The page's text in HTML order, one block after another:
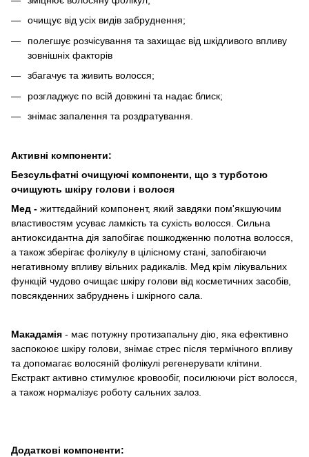
очищує від усіх видів забруднення;
полегшує розчісування та захищає від шкідливого впливу
зовнішніх факторів
збагачує та живить волосся;
розгладжує по всій довжині та надає блиск;
знімає запалення та роздратування.
Активні компоненти:
Безсульфатні очищуючі компоненти, що з турботою
очищують шкіру голови і волося
Мед - життєдайний компонент, який завдяки пом'якшуючим
властивостям усуває ламкість та сухість волосся. Сильна
антиоксидантна дія запобігає пошкодженню полотна волосся,
а також зберігає фолікулу в цілісному стані, запобігаючи
негативному впливу вільних радикалів. Мед крім лікувальних
функцій чудово очищає шкіру голови від косметичних засобів,
повсякденних забруднень і шкірного сала.
Макадамія - має потужну протизапальну дію, яка ефективно
заспокоює шкіру голови, знімає стрес після термічного впливу
та допомагає волосяній фолікулі регенерувати клітини.
Екстракт активно стимулює кровообіг, посилюючи ріст волосся,
а також нормалізує роботу сальних залоз.
Додаткові компоненти: